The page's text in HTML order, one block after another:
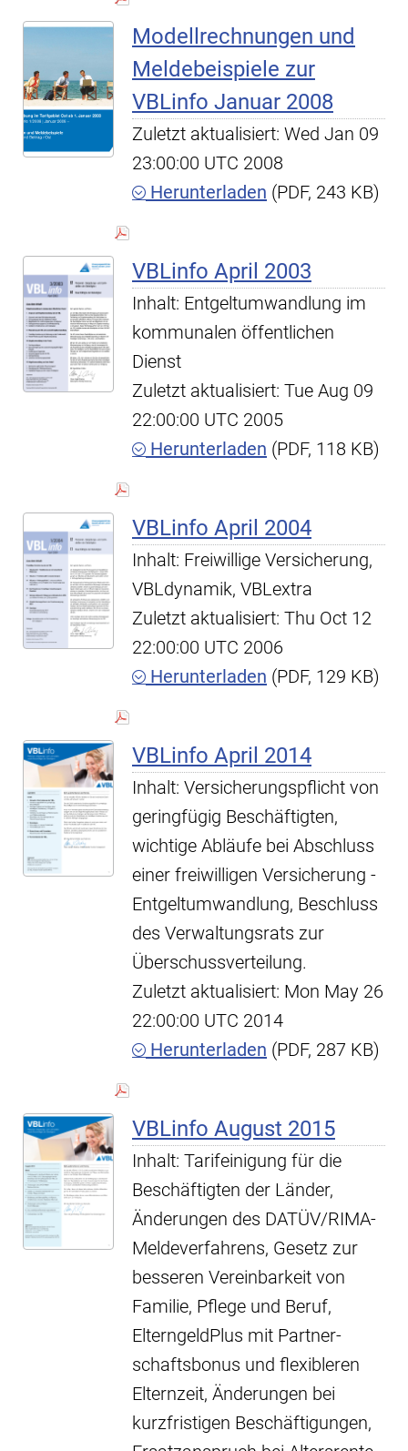
Modellrechnungen und
Meldebeispiele zur
VBLinfo Januar 2008
Zuletzt aktualisiert: Wed Jan 09
23:00:00 UTC 2008
Herunterladen (PDF, 243 KB)
VBLinfo April 2003
Inhalt: Entgeltumwandlung im
kommunalen öffentlichen
Dienst
Zuletzt aktualisiert: Tue Aug 09
22:00:00 UTC 2005
Herunterladen (PDF, 118 KB)
VBLinfo April 2004
Inhalt: Freiwillige Versicherung,
VBLdynamik, VBLextra
Zuletzt aktualisiert: Thu Oct 12
22:00:00 UTC 2006
Herunterladen (PDF, 129 KB)
VBLinfo April 2014
Inhalt: Versicherungspflicht von
geringfügig Beschäftigten,
wichtige Abläufe bei Abschluss
einer freiwilligen Versicherung -
Entgeltumwandlung, Beschluss
des Verwaltungsrats zur
Überschussverteilung.
Zuletzt aktualisiert: Mon May 26
22:00:00 UTC 2014
Herunterladen (PDF, 287 KB)
VBLinfo August 2015
Inhalt: Tarifeinigung für die
Beschäftigten der ­Länder,
Änderungen des DATÜV/RIMA-
Meldeverfahrens, Gesetz zur
besseren Vereinbarkeit von
Familie, Pflege und Beruf,
ElterngeldPlus mit Partner­
schaftsbonus und flexibleren
Elternzeit, Änderungen bei
kurzfristigen Beschäftigungen,